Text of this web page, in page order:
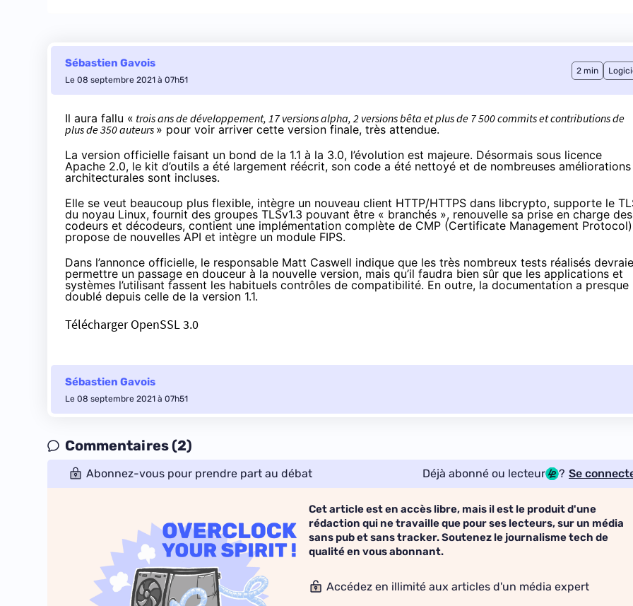
Sébastien Gavois
Le 08 septembre 2021 à 07h51
2 min
Il aura fallu « trois ans de développement, 17 versions alpha, 2 versions bêta et plus de 7 500 commits et contributions de
plus de 350 auteurs » pour voir arriver cette version finale, très attendue.
La version officielle faisant un bond de la 1.1 à la 3.0, l’évolution est majeure. Désormais sous licence
Apache 2.0, le kit d’outils a été largement réécrit, son code a été nettoyé et de nombreuses améliorations
architecturales sont incluses.
Elle se veut beaucoup plus flexible, intègre un nouveau client HTTP/HTTPS dans libcrypto, supporte le
du noyau Linux, fournit des groupes TLSv1.3 pouvant être « branchés », renouvelle sa prise en charge des
codeurs et décodeurs, contient une implémentation complète de CMP (Certificate Management
propose de nouvelles API et intègre un module FIPS.
Dans l’annonce officielle, le responsable Matt Caswell indique que les très nombreux tests réalisés
permettre un passage en douceur à la nouvelle version, mais qu’il faudra bien sûr que les applications et
systèmes l’utilisant fassent les habituels contrôles de compatibilité. En outre, la documentation a presque
doublé depuis celle de la version 1.1.
Télécharger OpenSSL 3.0
Sébastien Gavois
Le 08 septembre 2021 à 07h51
Commentaires (2)
Abonnez-vous pour prendre part au débat Déjà abonné ou lecteur ? Se
Cet article est en accès libre, mais il est le produit d'une
rédaction qui ne travaille que pour ses lecteurs, sur un média
sans pub et sans tracker. Soutenez le journalisme tech de
qualité en vous abonnant.
Accédez en illimité aux articles d'un média expert